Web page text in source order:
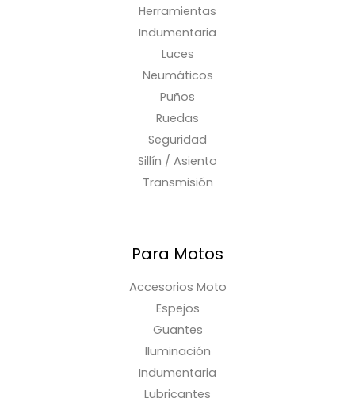
Herramientas
Indumentaria
Luces
Neumáticos
Puños
Ruedas
Seguridad
Sillín / Asiento
Transmisión
Para Motos
Accesorios Moto
Espejos
Guantes
Iluminación
Indumentaria
Lubricantes